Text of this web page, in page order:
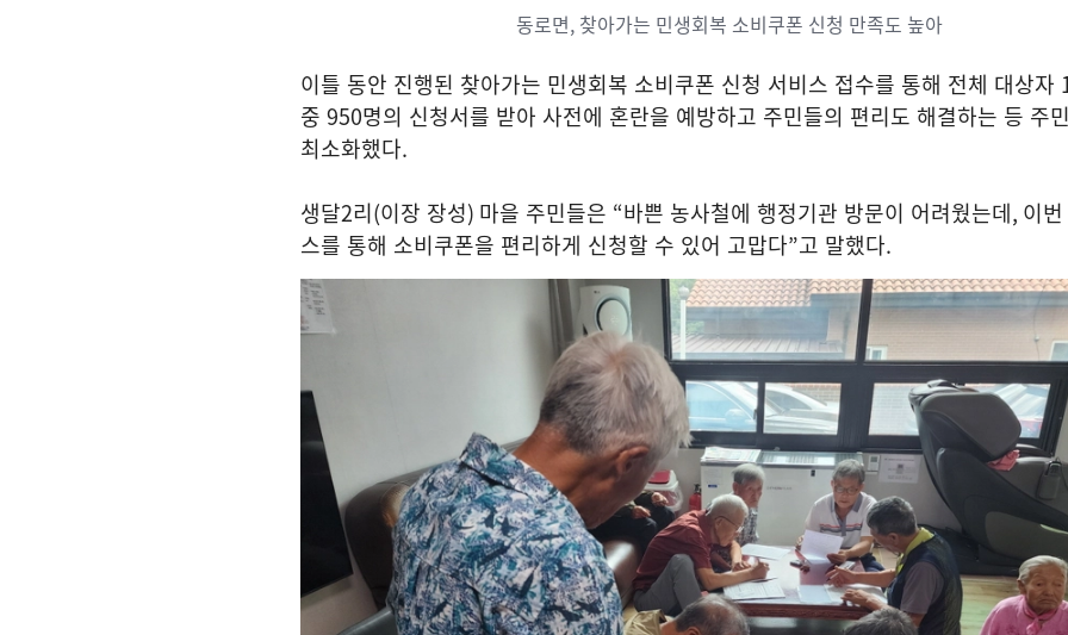
동로면, 찾아가는 민생회복 소비쿠폰 신청 만족도 높아
이틀 동안 진행된 찾아가는 민생회복 소비쿠폰 신청 서비스 접수를 통해 전체 대상자
중 950명의 신청서를 받아 사전에 혼란을 예방하고 주민들의 편리도 해결하는 등 주
최소화했다.
생달2리(이장 장성) 마을 주민들은 “바쁜 농사철에 행정기관 방문이 어려웠는데, 이
스를 통해 소비쿠폰을 편리하게 신청할 수 있어 고맙다”고 말했다.